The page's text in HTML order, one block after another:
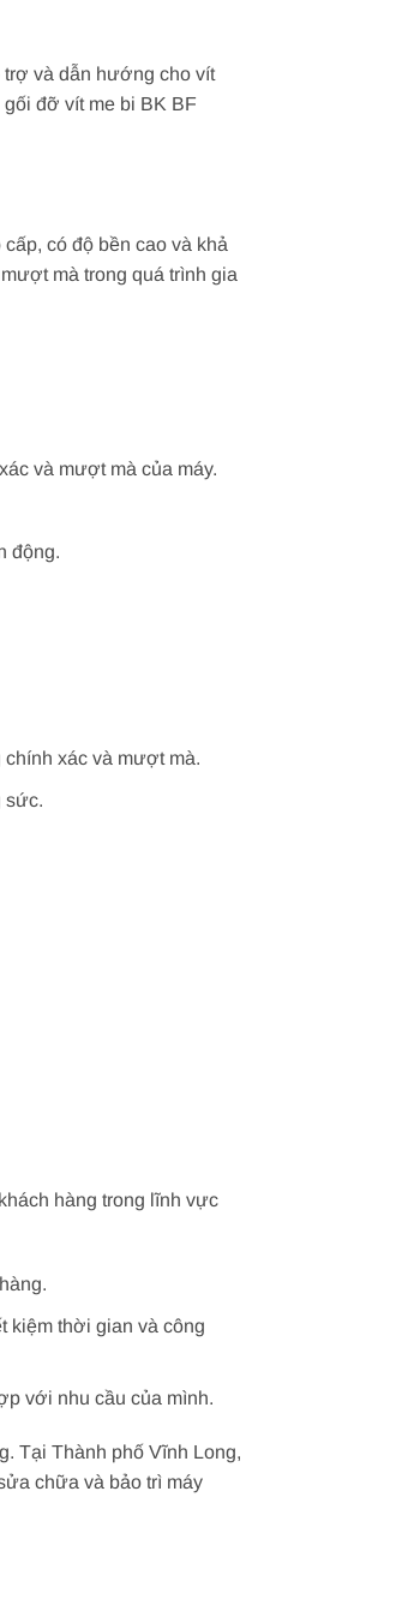
trợ và dẫn hướng cho vít
đỡ vít me bi BK BF
có độ bền cao và khả
mà trong quá trình gia
và mượt mà của máy.
động.
xác và mượt mà.
sức.
hàng trong lĩnh vực
kiệm thời gian và công
với nhu cầu của mình.
Tại Thành phố Vĩnh Long,
chữa và bảo trì máy